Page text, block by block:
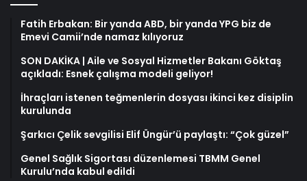
Fatih Erbakan: Bir yanda ABD, bir yanda YPG biz de
Emevi Camii’nde namaz kılıyoruz
SON DAKİKA | Aile ve Sosyal Hizmetler Bakanı Göktaş
açıkladı: Esnek çalışma modeli geliyor!
İhraçları istenen teğmenlerin dosyası ikinci kez disiplin
kurulunda
Şarkıcı Çelik sevgilisi Elif Üngür’ü paylaştı: “Çok güzel”
Genel Sağlık Sigortası düzenlemesi TBMM Genel
Kurulu’nda kabul edildi